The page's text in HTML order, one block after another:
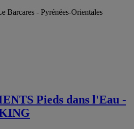
Barcares - Pyrénées-Orientales
Pieds dans l'Eau -